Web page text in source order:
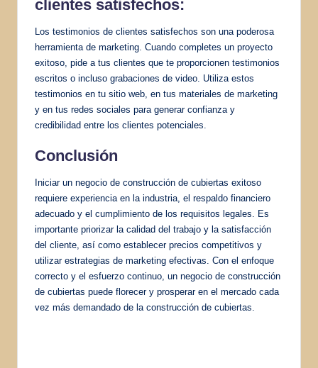
clientes satisfechos:
Los testimonios de clientes satisfechos son una poderosa
herramienta de marketing. Cuando completes un proyecto
exitoso, pide a tus clientes que te proporcionen testimonios
escritos o incluso grabaciones de video. Utiliza estos
testimonios en tu sitio web, en tus materiales de marketing
y en tus redes sociales para generar confianza y
credibilidad entre los clientes potenciales.
Conclusión
Iniciar un negocio de construcción de cubiertas exitoso
requiere experiencia en la industria, el respaldo financiero
adecuado y el cumplimiento de los requisitos legales. Es
importante priorizar la calidad del trabajo y la satisfacción
del cliente, así como establecer precios competitivos y
utilizar estrategias de marketing efectivas. Con el enfoque
correcto y el esfuerzo continuo, un negocio de construcción
de cubiertas puede florecer y prosperar en el mercado cada
vez más demandado de la construcción de cubiertas.